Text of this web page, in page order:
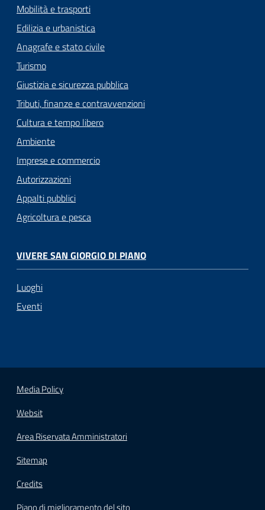
Mobilità e trasporti
Edilizia e urbanistica
Anagrafe e stato civile
Turismo
Giustizia e sicurezza pubblica
Tributi, finanze e contravvenzioni
Cultura e tempo libero
Ambiente
Imprese e commercio
Autorizzazioni
Appalti pubblici
Agricoltura e pesca
VIVERE SAN GIORGIO DI PIANO
Luoghi
Eventi
Media Policy
Websit
Area Riservata Amministratori
Sitemap
Credits